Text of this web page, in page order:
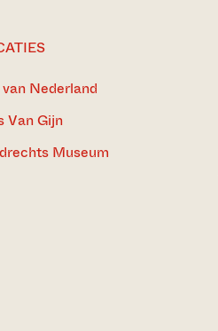
Nederland
Van Gijn
Museum